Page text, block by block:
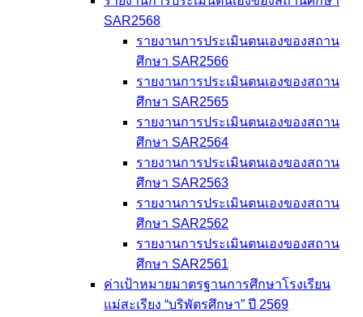
SAR2568
รายงานการประเมินตนเองของสถาน
ศึกษา SAR2566
รายงานการประเมินตนเองของสถาน
ศึกษา SAR2565
รายงานการประเมินตนเองของสถาน
ศึกษา SAR2564
รายงานการประเมินตนเองของสถาน
ศึกษา SAR2563
รายงานการประเมินตนเองของสถาน
ศึกษา SAR2562
รายงานการประเมินตนเองของสถาน
ศึกษา SAR2561
ค่าเป้าหมายมาตรฐานการศึกษาโรงเรียน
แม่สะเรียง “บริพัตรศึกษา” ปี 2569